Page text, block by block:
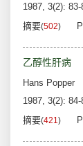
1987, 3(2): 83-
摘要(502)
乙醇性肝病
Hans Popper
1987, 3(2): 84-
摘要(421)